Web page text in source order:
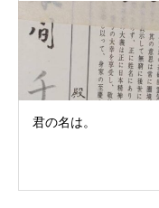
君の名は。